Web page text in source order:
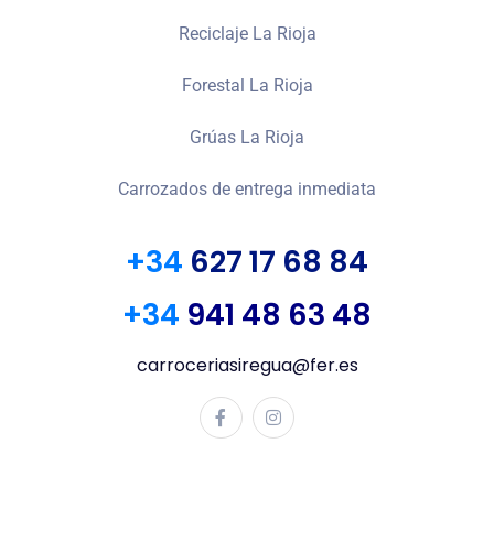
Reciclaje La Rioja
Forestal La Rioja
Grúas La Rioja
Carrozados de entrega inmediata
+34 627 17 68 84
+34 941 48 63 48
carroceriasiregua@fer.es